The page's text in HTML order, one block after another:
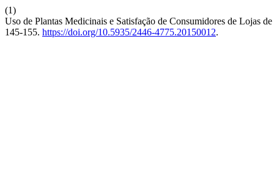
(1)
Uso de Plantas Medicinais e Satisfação de Consumidores de Lojas
145-155. https://doi.org/10.5935/2446-4775.20150012.